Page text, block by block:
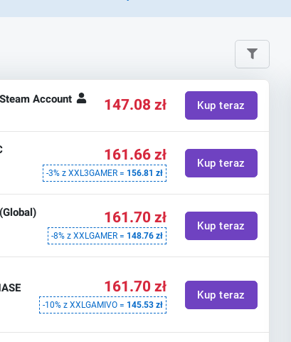
Account 147.08 zł Kup teraz
161.66 zł
-3% z XXL3GAMER = 156.81 zł
Kup teraz
161.70 zł
-8% z XXLGAMER = 148.76 zł
Kup teraz
161.70 zł
-10% z XXLGAMIVO = 145.53 zł
Kup teraz